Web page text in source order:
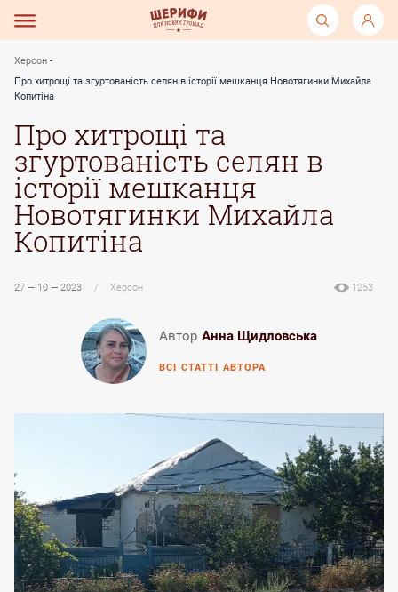
Херсон
Про хитрощі та згуртованість селян в історії мешканця Новотягинки Михайла
Копитіна
Про хитрощі та
згуртованість селян в
історії мешканця
Новотягинки Михайла
Копитіна
27 — 10 — 2023 / Херсон 1253
Анна Щидловська
Автор
ВСІ СТАТТІ АВТОРА